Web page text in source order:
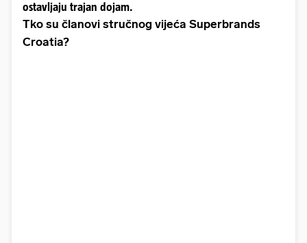
ostavljaju trajan dojam.
Tko su članovi stručnog vijeća Superbrands
Croatia?